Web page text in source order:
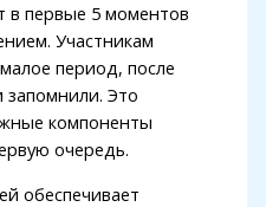
в первые 5 моментов
Участникам
период, после
запомнили. Это
компоненты
очередь.
обеспечивает